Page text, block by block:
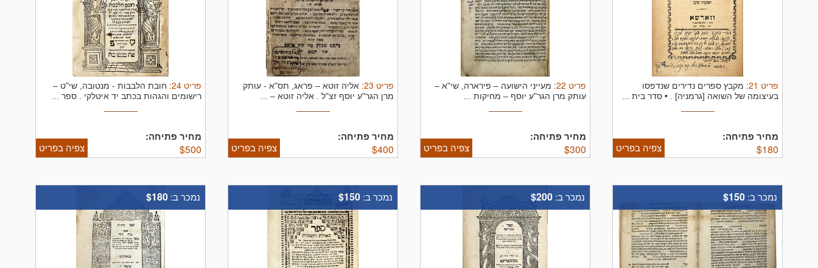
פריט 21
: מקבץ ספרים נדירים שנדפסו
בעיצומה של השואה [גרמניה] . • סדר בית ...
מחיר פתיחה:
$180 צפיה בפריט
פריט 22
: מעייני הישועה – פירארה, שי"א –
עותק מרן הגר"ע יוסף – מחיקות ...
מחיר פתיחה:
$300 צפיה בפריט
פריט 23
: אליה זוטא – פראג, תס"א - עותק
מרן הגר"ע יוסף זצ"ל . אליה זוטא – ...
מחיר פתיחה:
$400 צפיה בפריט
פריט 24
: חובת הלבבות - מנטובה, שי"ט –
רישומים והגהות בכתב יד איטלקי . ספר ...
מחיר פתיחה:
$500 צפיה בפריט
נמכר ב: $150 נמכר ב: $200 נמכר ב: $150 נמכר ב: $180